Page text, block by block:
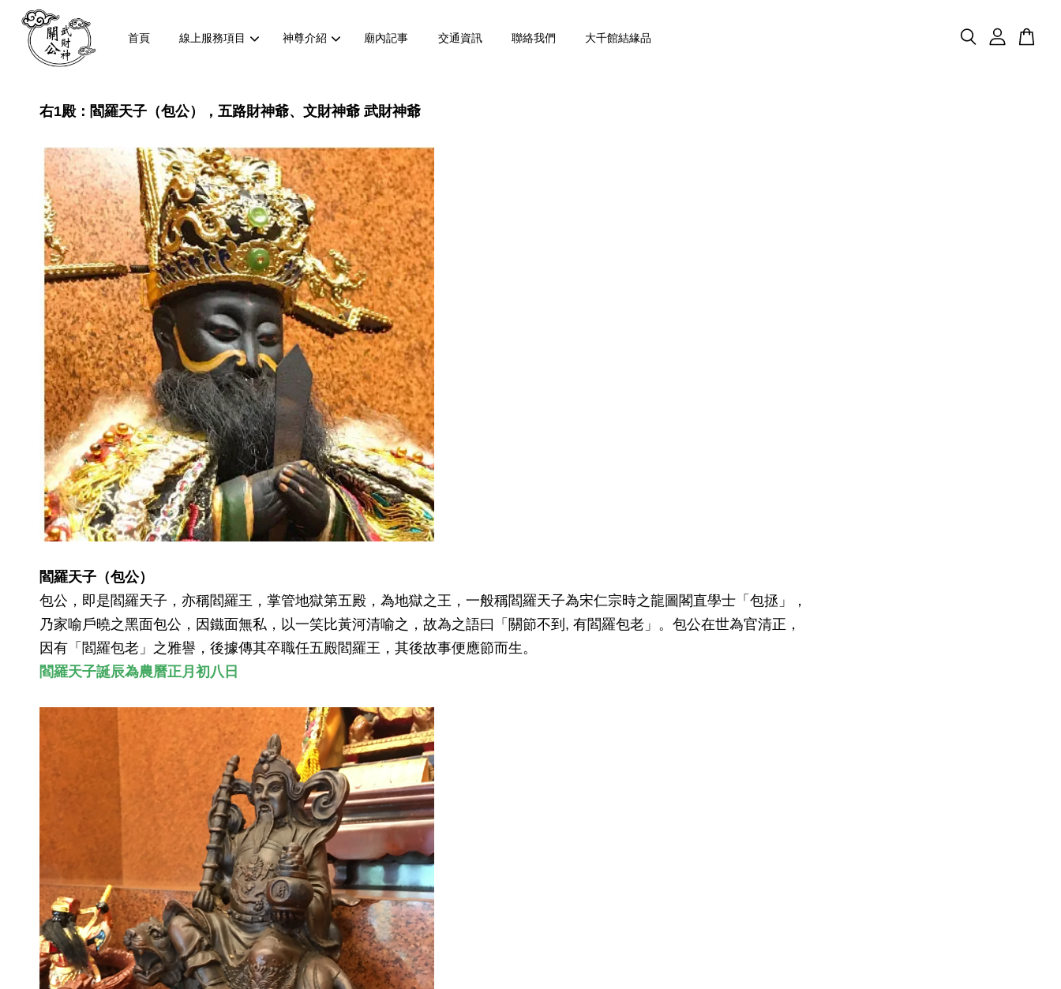
首頁 線上服務項目 神尊介紹 廟內記事 交通資訊 聯絡我們 大千館結緣品
右1殿：閻羅天子（包公），五路財神爺、文財神爺 武財神爺
閻羅天子（包公）
包公，即是閻羅天子，亦稱閻羅王，掌管地獄第五殿，為地獄之王，一般稱閻羅天子為宋仁宗時之龍圖閣直學士「包拯」，
乃家喻戶曉之黑面包公，因鐵面無私，以一笑比黃河清喻之，故為之語曰「關節不到, 有閻羅包老」。包公在世為官清正，
因有「閻羅包老」之雅譽，後據傳其卒職任五殿閻羅王，其後故事便應節而生。
閻羅天子誕辰為農曆正月初八日